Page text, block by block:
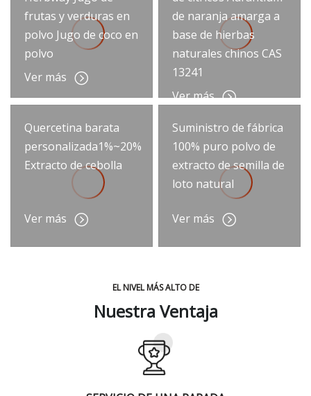
frutas y verduras en
polvo Jugo de coco en
polvo
Ver más
de naranja amarga a
base de hierbas
naturales chinos CAS
13241
Ver más
Quercetina barata
personalizada1%~20%
Extracto de cebolla
Ver más
Suministro de fábrica
100% puro polvo de
extracto de semilla de
loto natural
Ver más
EL NIVEL MÁS ALTO DE
Nuestra Ventaja